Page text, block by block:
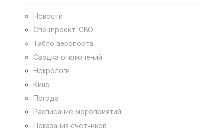
Новости
Спецпроект. СВО
Табло аэропорта
Сводка отключений
Некрологи
Кино
Погода
Расписание мероприятий
Показания счетчиков